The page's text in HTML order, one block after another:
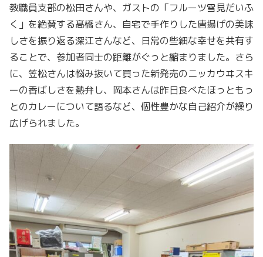
教職員支部の松田さんや、ガストの「フルーツ雪見だいふ
く」を絶賛する髙橋さん、自宅で手作りした唐揚げの美味
しさを振り返る深江さんなど、日常の些細な幸せを共有す
ることで、参加者同士の距離がぐっと縮まりました。さら
に、笠松さんは悩み抜いて買った新発売のニッカウヰスキ
ーの香ばしさを熱弁し、岡本さんは昨日食べたほっともっ
とのカレーについて語るなど、個性豊かな自己紹介が繰り
広げられました。